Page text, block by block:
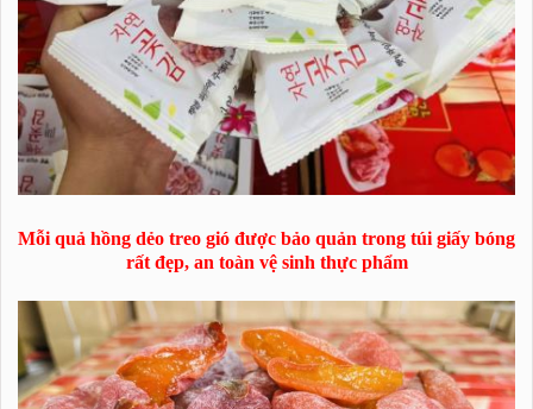
Mỗi quả hồng dẻo treo gió được bảo quản trong túi giấy bóng
rất đẹp, an toàn vệ sinh thực phẩm